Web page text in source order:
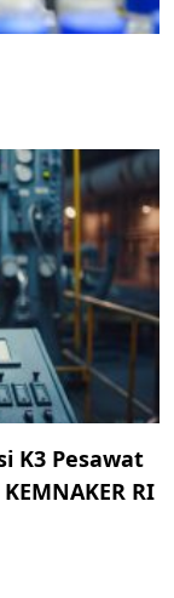
K3 Pesawat
RI